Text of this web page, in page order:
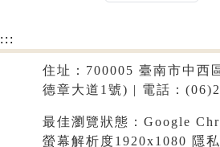
:::
住址：700005 臺南市中西
德章大道1號) | 電話：
最佳瀏覽狀態：Google
螢幕解析度1920x1080 隱